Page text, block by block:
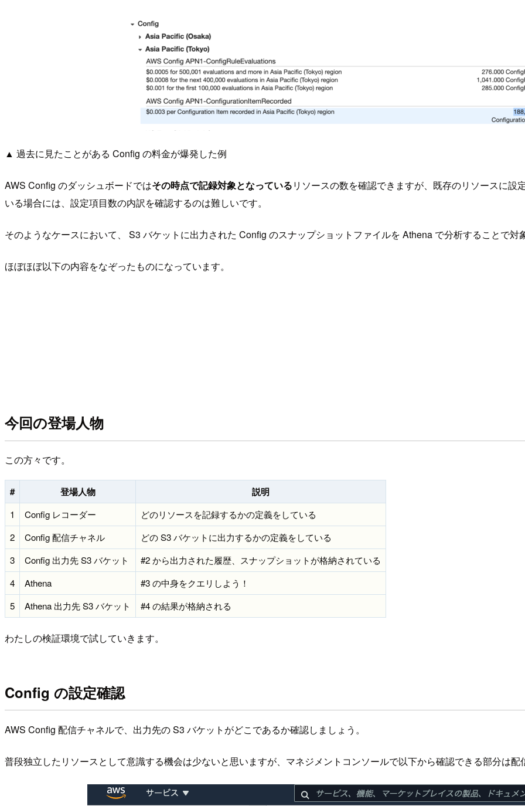
▲ 過去に見たことがある Config の料金が爆発した例
AWS Config のダッシュボードではその時点で記録対象となっているリソースの数を確認できますが、既存のリソースに
いる場合には、設定項目数の内訳を確認するのは難しいです。
そのようなケースにおいて、 S3 バケットに出力された Config のスナップショットファイルを Athena で分析することで対
ほぼほぼ以下の内容をなぞったものになっています。
今回の登場人物
この方々です。
# 登場人物 説明
1 Config レコーダー
どのリソースを記録するかの定義をしている
2
Config 配信チャネル
どの S3 バケットに出力するかの定義をしている
3
Config 出力先 S3 バケット
#2 から出力された履歴、スナップショットが格納されている
4
Athena
#3 の中身をクエリしよう！
5
Athena 出力先 S3 バケット #4 の結果が格納される
わたしの検証環境で試していきます。
Config の設定確認
AWS Config 配信チャネルで、出力先の S3 バケットがどこであるか確認しましょう。
普段独立したリソースとして意識する機会は少ないと思いますが、マネジメントコンソールで以下から確認できる部分は配